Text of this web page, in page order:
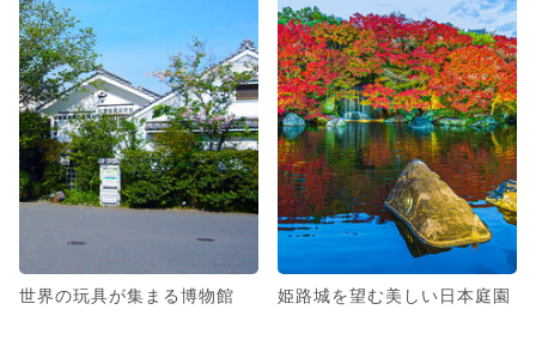
世界の玩具が集まる博物館 姫路城を望む美しい日本庭園